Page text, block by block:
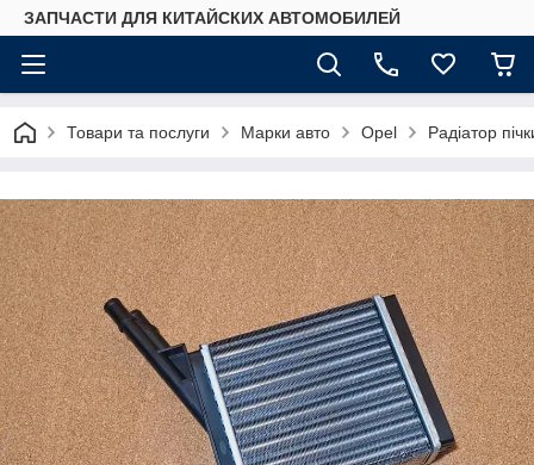
ЗАПЧАСТИ ДЛЯ КИТАЙСКИХ АВТОМОБИЛЕЙ
Товари та послуги Марки авто Opel Радіатор